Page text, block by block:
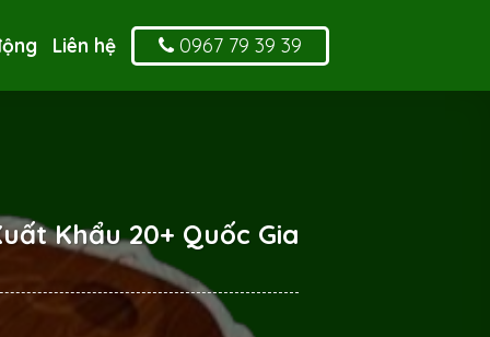
Liên hệ 0967 79 39 39
Khẩu 20+ Quốc Gia